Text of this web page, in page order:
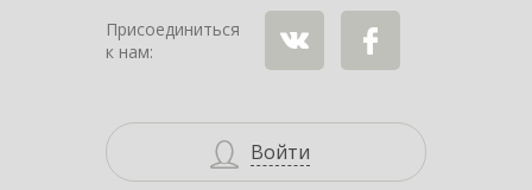
Присоединиться
к нам:
Войти